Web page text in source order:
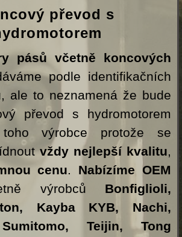
pásů včetně koncových
podle identifikačních
ale to neznamená že bude
převod s hydromotorem
výrobce protože se
vždy nejlepší kvalitu,
cenu.
Nabízíme OEM
výrobců Bonfiglioli,
Kayba KYB, Nachi,
Teijin, Tong